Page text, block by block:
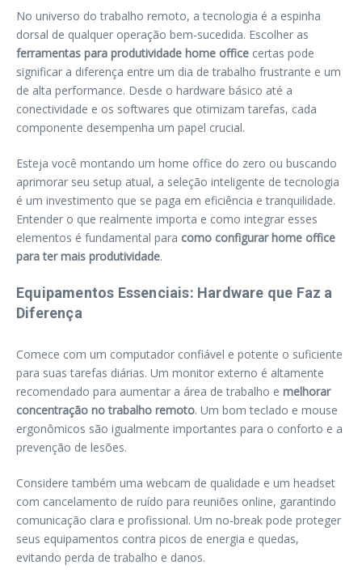
No universo do trabalho remoto, a tecnologia é a espinha
dorsal de qualquer operação bem-sucedida. Escolher as
ferramentas para produtividade home office certas pode
significar a diferença entre um dia de trabalho frustrante e um
de alta performance. Desde o hardware básico até a
conectividade e os softwares que otimizam tarefas, cada
componente desempenha um papel crucial.
Esteja você montando um home office do zero ou buscando
aprimorar seu setup atual, a seleção inteligente de tecnologia
é um investimento que se paga em eficiência e tranquilidade.
Entender o que realmente importa e como integrar esses
elementos é fundamental para como configurar home office
para ter mais produtividade.
Equipamentos Essenciais: Hardware que Faz a
Diferença
Comece com um computador confiável e potente o suficiente
para suas tarefas diárias. Um monitor externo é altamente
recomendado para aumentar a área de trabalho e melhorar
concentração no trabalho remoto. Um bom teclado e mouse
ergonômicos são igualmente importantes para o conforto e a
prevenção de lesões.
Considere também uma webcam de qualidade e um headset
com cancelamento de ruído para reuniões online, garantindo
comunicação clara e profissional. Um no-break pode proteger
seus equipamentos contra picos de energia e quedas,
evitando perda de trabalho e danos.